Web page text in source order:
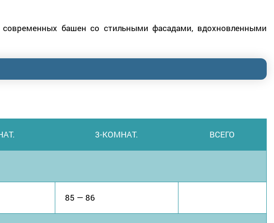
башен со стильными фасадами, вдохновленными
3-КОМНАТ. ВСЕГО
85 — 86